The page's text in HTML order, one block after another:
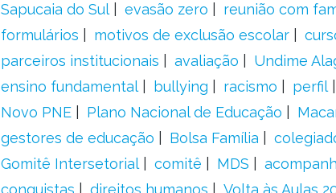
Sapucaia do Sul
evasão zero reunião com
formulários
motivos de exclusão escolar
parceiros institucionais
avaliação Undime
ensino fundamental
bullying racismo perfil
Novo PNE
Plano Nacional de Educação
gestores de educação
Bolsa Família
Gomitê Intersetorial
comitê MDS
conquistas
direitos humanos Volta às Aulas